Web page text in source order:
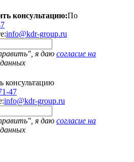
консультацию:По
info@kdr-group.ru
я даю согласие на
консультацию
47
info@kdr-group.ru
я даю согласие на